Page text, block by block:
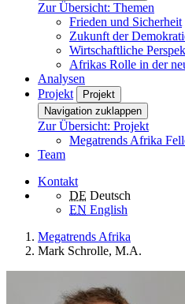
Zur Übersicht: Themen
Frieden und Sicherheit
Zukunft der
Wirtschaftliche
Afrikas Rolle in der
Analysen
Projekt
Projekt
Navigation zuklappen
Zur Übersicht: Projekt
Megatrends Afrika
Team
Kontakt
DE Deutsch
EN English
Megatrends Afrika
Mark Schrolle, M.A.